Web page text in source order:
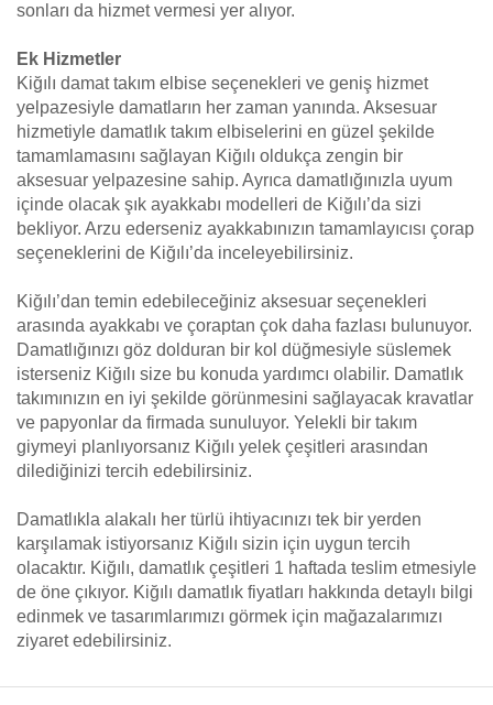
sonları da hizmet vermesi yer alıyor.
Ek Hizmetler
Kiğılı damat takım elbise seçenekleri ve geniş hizmet
yelpazesiyle damatların her zaman yanında. Aksesuar
hizmetiyle damatlık takım elbiselerini en güzel şekilde
tamamlamasını sağlayan Kiğılı oldukça zengin bir
aksesuar yelpazesine sahip. Ayrıca damatlığınızla uyum
içinde olacak şık ayakkabı modelleri de Kiğılı’da sizi
bekliyor. Arzu ederseniz ayakkabınızın tamamlayıcısı çorap
seçeneklerini de Kiğılı’da inceleyebilirsiniz.
Kiğılı’dan temin edebileceğiniz aksesuar seçenekleri
arasında ayakkabı ve çoraptan çok daha fazlası bulunuyor.
Damatlığınızı göz dolduran bir kol düğmesiyle süslemek
isterseniz Kiğılı size bu konuda yardımcı olabilir. Damatlık
takımınızın en iyi şekilde görünmesini sağlayacak kravatlar
ve papyonlar da firmada sunuluyor. Yelekli bir takım
giymeyi planlıyorsanız Kiğılı yelek çeşitleri arasından
dilediğinizi tercih edebilirsiniz.
Damatlıkla alakalı her türlü ihtiyacınızı tek bir yerden
karşılamak istiyorsanız Kiğılı sizin için uygun tercih
olacaktır. Kiğılı, damatlık çeşitleri 1 haftada teslim etmesiyle
de öne çıkıyor. Kiğılı damatlık fiyatları hakkında detaylı bilgi
edinmek ve tasarımlarımızı görmek için mağazalarımızı
ziyaret edebilirsiniz.